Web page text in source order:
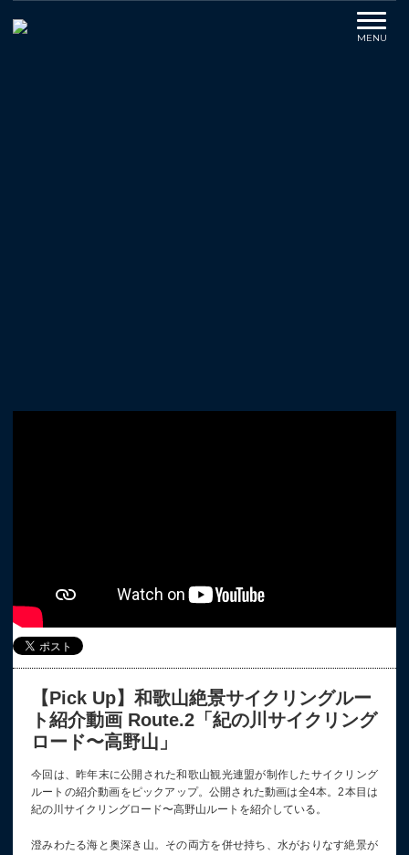
【Pick Up】和歌山絶景サイクリングルー
ト紹介動画 Route.2「紀の川サイクリング
ロード〜高野山」
今回は、昨年末に公開された和歌山観光連盟が制作したサイクリング
ルートの紹介動画をピックアップ。公開された動画は全4本。2本目は
紀の川サイクリングロード〜高野山ルートを紹介している。
澄みわたる海と奥深き山。その両方を併せ持ち、水がおりなす絶景が